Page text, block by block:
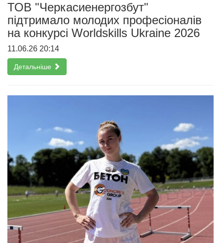
ТОВ "Черкасиенергозбут"
підтримало молодих професіоналів
на конкурсі Worldskills Ukraine 2026
11.06.26 20:14
Детальніше